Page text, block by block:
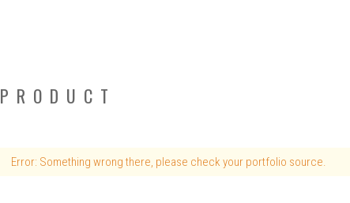
PRODUCT
Error: Something wrong there, please check your portfolio source.